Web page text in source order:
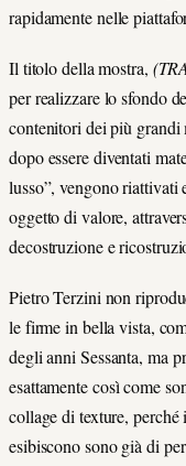
rapidamente nelle
Il titolo della mostra,
per realizzare lo sfondo
contenitori dei più grandi
dopo essere diventati
lusso”, vengono
oggetto di valore,
decostruzione e
Pietro Terzini non
le firme in bella vista,
degli anni Sessanta, ma
esattamente così come
collage di texture,
esibiscono sono già di